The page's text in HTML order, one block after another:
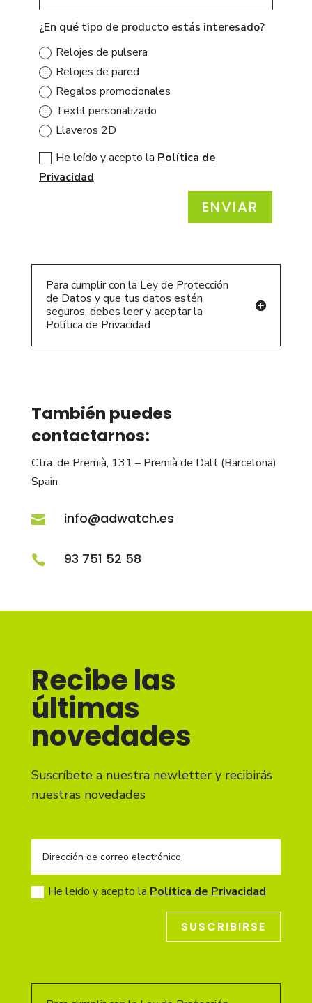
¿En qué tipo de producto estás interesado?
Relojes de pulsera
Relojes de pared
Regalos promocionales
Textil personalizado
Llaveros 2D
He leído y acepto la Política de
Privacidad
ENVIAR
Para cumplir con la Ley de Protección
de Datos y que tus datos estén
seguros, debes leer y aceptar la
Política de Privacidad
También puedes
contactarnos:
Ctra. de Premià, 131 – Premià de Dalt (Barcelona)
Spain
 info@adwatch.es
 93 751 52 58
Recibe las
últimas
novedades
Suscríbete a nuestra newletter y recibirás
nuestras novedades
He leído y acepto la Política de Privacidad
SUSCRIBIRSE